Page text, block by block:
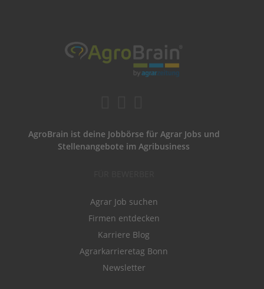
AgroBrain ist deine Jobbörse für Agrar Jobs und
Stellenangebote im Agribusiness
Agrar Job suchen
Firmen entdecken
Karriere Blog
Agrarkarrieretag Bonn
Newsletter